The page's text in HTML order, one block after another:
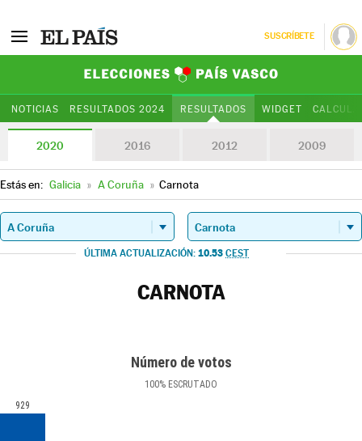
SUSCRÍBETE
NOTICIAS RESULTADOS 2024 RESULTADOS WIDGET
2020 2016 2012 2009
Estás en: Galicia » A Coruña » Carnota
ÚLTIMA ACTUALIZACIÓN: 10.53 CEST
CARNOTA
Número de votos
100% ESCRUTADO
929